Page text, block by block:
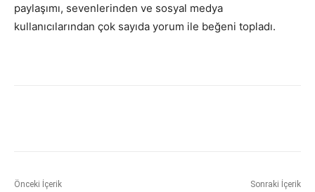
paylaşımı, sevenlerinden ve sosyal medya
kullanıcılarından çok sayıda yorum ile beğeni topladı.
Önceki İçerik Sonraki İçerik